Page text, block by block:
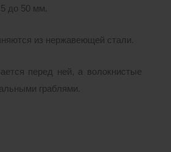
до 50 мм.
из нержавеющей стали.
перед ней, а волокнистые
граблями.